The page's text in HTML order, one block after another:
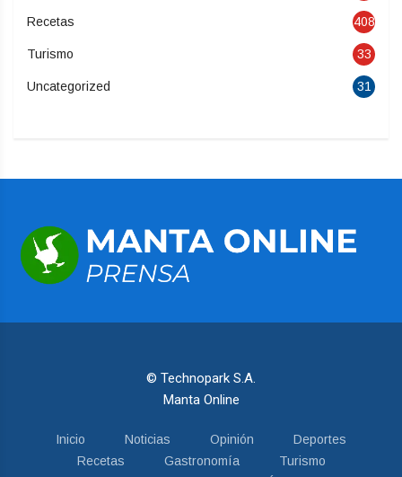
Recetas 408
Turismo 33
Uncategorized 31
© Technopark S.A.
Manta Online
Inicio Noticias Opinión
Deportes
Recetas
Gastronomía
Turismo